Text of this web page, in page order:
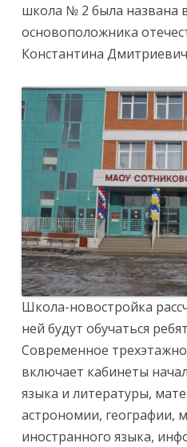
школа № 2 была названа
основоположника
Константина
Школа-новостройка
ней будут обучаться
Современное
включает кабинеты
языка и литературы,
астрономии, географии,
иностранного языка,